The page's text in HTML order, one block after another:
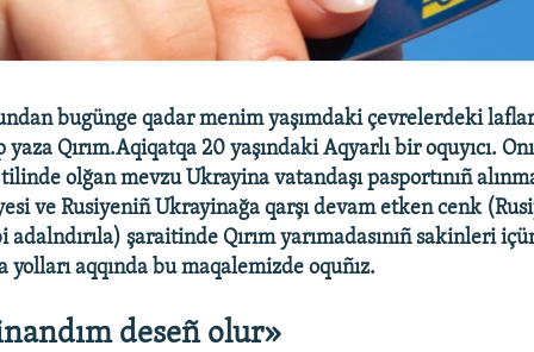
bugünge qadar menim yaşımdaki çevrelerdeki
yaza Qırım.Aqiqatqa 20 yaşındaki Aqyarlı bir oquyıcı.
olğan mevzu Ukrayina vatandaşı pasportınıñ
ve Rusiyeniñ Ukrayinağa qarşı devam etken cenk
şaraitinde Qırım yarımadasınıñ sakinleri
yolları aqqında bu maqalemizde oquñız.
deseñ olur»